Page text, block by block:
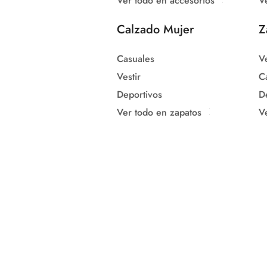
Calzado Mujer
Casuales
Vestir
Deportivos
Ver todo en zapatos